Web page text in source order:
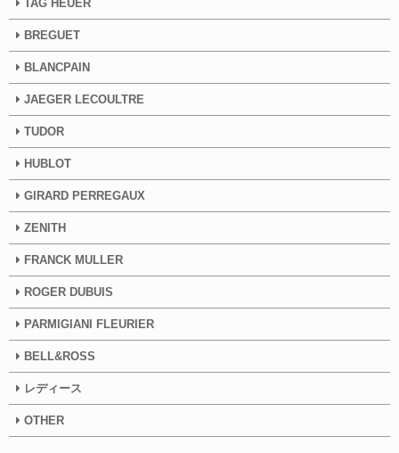
TAG HEUER
BREGUET
BLANCPAIN
JAEGER LECOULTRE
TUDOR
HUBLOT
GIRARD PERREGAUX
ZENITH
FRANCK MULLER
ROGER DUBUIS
PARMIGIANI FLEURIER
BELL&ROSS
レディース
OTHER